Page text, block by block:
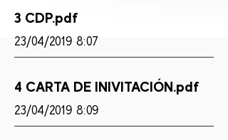
3 CDP.pdf
23/04/2019 8:07
4 CARTA DE INIVITACIÓN.pdf
23/04/2019 8:09